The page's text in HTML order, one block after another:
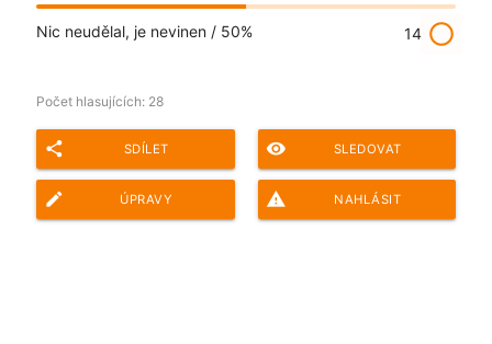
Nic neudělal, je nevinen / 50% 14 radio_button_unchecked
Počet hlasujících: 28
share SDÍLET remove_red_eye SLEDOVAT
edit ÚPRAVY report_problem NAHLÁSIT